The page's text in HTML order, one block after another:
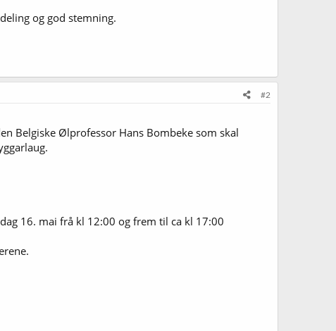
og god stemning.
#2
Belgiske Ølprofessor Hans Bombeke som skal
16. mai frå kl 12:00 og frem til ca kl 17:00